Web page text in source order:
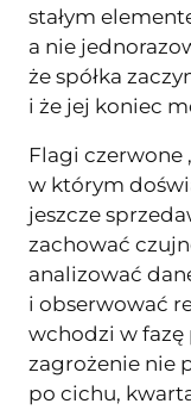
stałym
a nie
że spółka
i że jej koniec
Flagi czerwone
w którym
jeszcze
zachować
analizować
i obserwować
wchodzi w
zagrożenie nie
po cichu,